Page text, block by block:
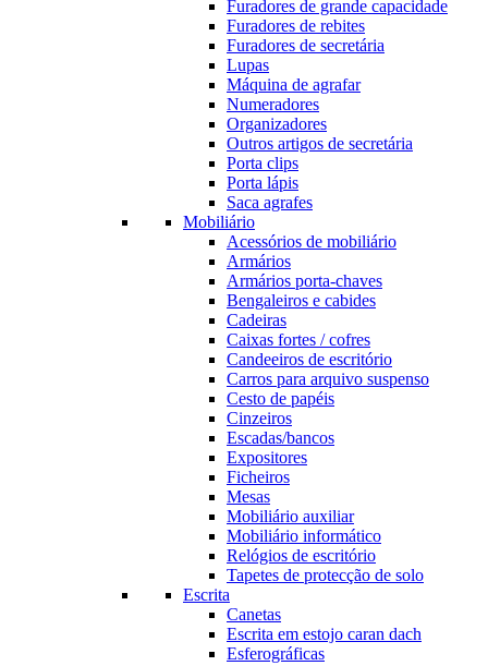
Furadores de grande capacidade
Furadores de rebites
Furadores de secretária
Lupas
Máquina de agrafar
Numeradores
Organizadores
Outros artigos de secretária
Porta clips
Porta lápis
Saca agrafes
Mobiliário
Acessórios de mobiliário
Armários
Armários porta-chaves
Bengaleiros e cabides
Cadeiras
Caixas fortes / cofres
Candeeiros de escritório
Carros para arquivo suspenso
Cesto de papéis
Cinzeiros
Escadas/bancos
Expositores
Ficheiros
Mesas
Mobiliário auxiliar
Mobiliário informático
Relógios de escritório
Tapetes de protecção de solo
Escrita
Canetas
Escrita em estojo caran dach
Esferográficas